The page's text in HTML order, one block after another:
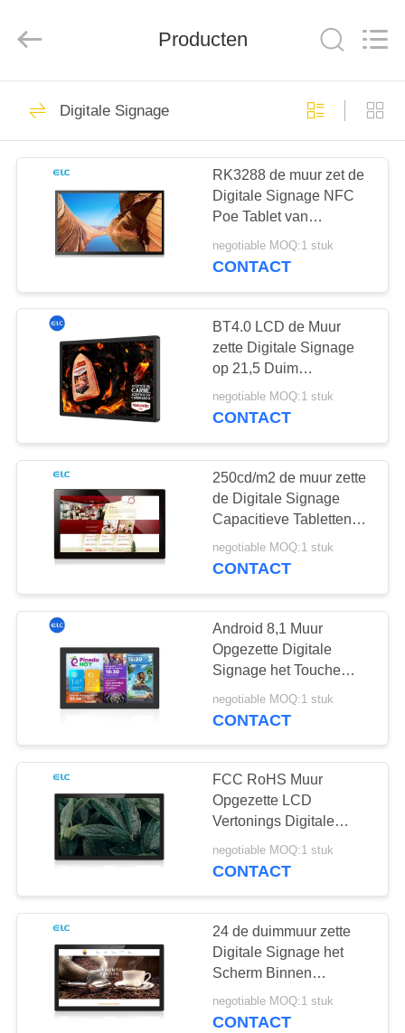
HUIS
PRODUCTEN
ONGEVEER
FABRIEKSREIS
KWALITEITSCONTROLE
CONTACTEER
ONS
VERZOEK
OM EEN
CITAAT
SITEMAP
PRIVACYBELEID
Ltd..
Digitale Signage
246
Restauranten
Display-oplossingen
28
Smart TV
16
Touchscreen-
signage
85
Edge Light Tabletten
Producten
Digitale Signage
RK3288 de muur zet de
Digitale Signage NFC
Poe Tablet van
Steunandroid op
negotiable MOQ:1 stuk
CONTACT
BT4.0 LCD de Muur
zette Digitale Signage
op 21,5 Duim
Adverterend LCD
Vertoningen
negotiable MOQ:1 stuk
CONTACT
250cd/m2 de muur zette
de Digitale Signage
Capacitieve Tabletten
van Touch
screenandroid op
negotiable MOQ:1 stuk
CONTACT
Android 8,1 Muur
Opgezette Digitale
Signage het Touche
screen van de
Vierlingkern
negotiable MOQ:1 stuk
CONTACT
FCC RoHS Muur
Opgezette LCD
Vertonings Digitale
Signage 27 Duimtouch
screen
negotiable MOQ:1 stuk
CONTACT
24 de duimmuur zette
Digitale Signage het
Scherm Binnen
Reclamevertoning op
negotiable MOQ:1 stuk
CONTACT